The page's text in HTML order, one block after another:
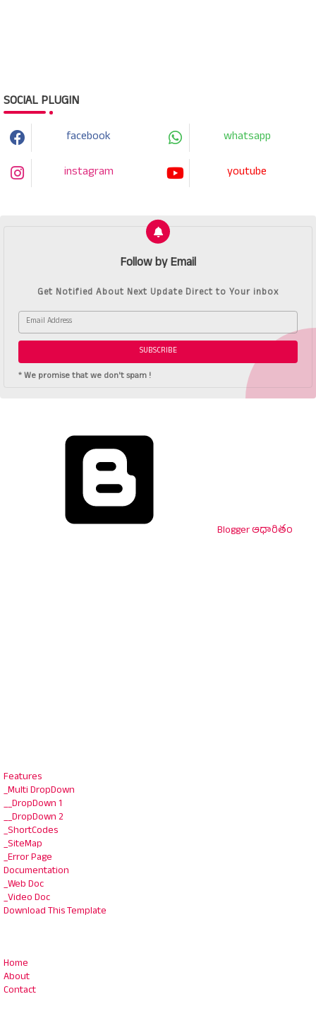
SOCIAL PLUGIN
facebook whatsapp
instagram youtube
Follow by Email
Get Notified About Next Update Direct to Your inbox
* We promise that we don't spam !
Blogger ఆధారితం
Features
_Multi DropDown
__DropDown 1
__DropDown 2
_ShortCodes
_SiteMap
_Error Page
Documentation
_Web Doc
_Video Doc
Download This Template
Home
About
Contact